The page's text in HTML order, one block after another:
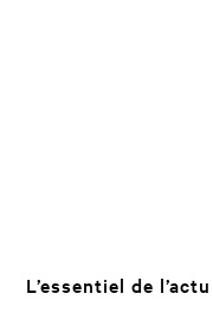
L’essentiel de